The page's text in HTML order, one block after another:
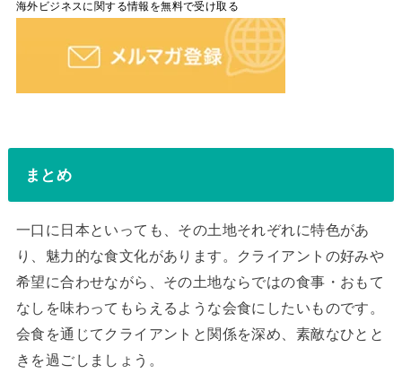
海外ビジネスに関する情報を無料で受け取る
まとめ
一口に日本といっても、その土地それぞれに特色があ
り、魅力的な食文化があります。クライアントの好みや
希望に合わせながら、その土地ならではの食事・おもて
なしを味わってもらえるような会食にしたいものです。
会食を通じてクライアントと関係を深め、素敵なひとと
きを過ごしましょう。